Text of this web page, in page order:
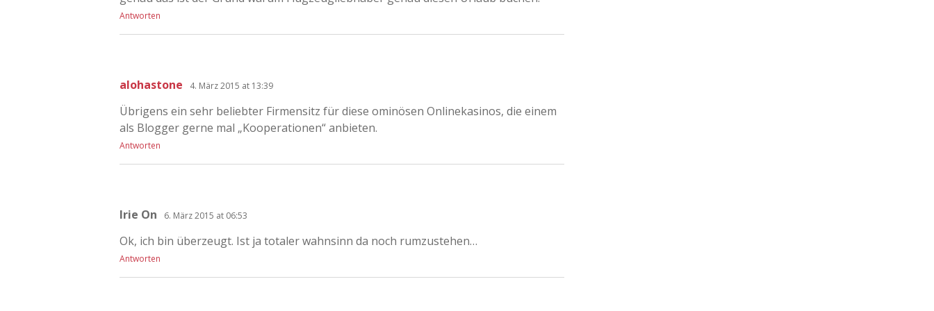
Antworten
alohastone 4. März 2015 at 13:39
Übrigens ein sehr beliebter Firmensitz für diese ominösen Onlinekasinos, die einem
als Blogger gerne mal „Kooperationen“ anbieten.
Antworten
Irie On 6. März 2015 at 06:53
Ok, ich bin überzeugt. Ist ja totaler wahnsinn da noch rumzustehen…
Antworten